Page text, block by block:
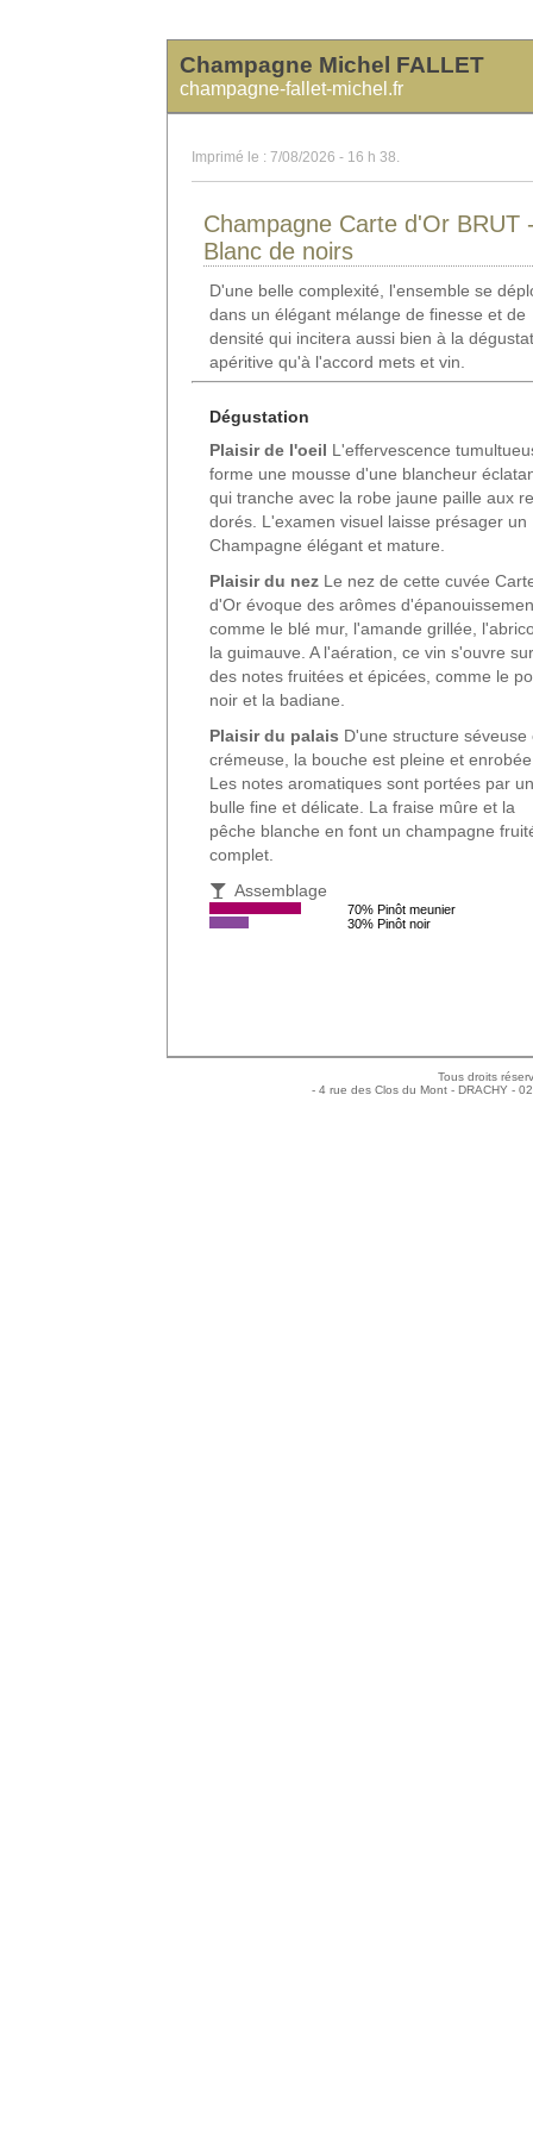
Champagne Michel FALLET
champagne-fallet-michel.fr
Imprimé le : 7/08/2026 - 16 h 38.
Champagne Carte d'Or BRUT
Blanc de noirs
D'une belle complexité, l'ensemble se
dans un élégant mélange de finesse et de
densité qui incitera aussi bien à la
apéritive qu'à l'accord mets et vin.
Dégustation
Plaisir de l'oeil L'effervescence
forme une mousse d'une blancheur
qui tranche avec la robe jaune paille aux
dorés. L'examen visuel laisse présager un
Champagne élégant et mature.
Plaisir du nez Le nez de cette cuvée
d'Or évoque des arômes
comme le blé mur, l'amande grillée,
la guimauve. A l'aération, ce vin s'ouvre sur
des notes fruitées et épicées, comme le
noir et la badiane.
Plaisir du palais D'une structure séveuse
crémeuse, la bouche est pleine et
Les notes aromatiques sont portées par
bulle fine et délicate. La fraise mûre et la
pêche blanche en font un champagne
complet.
Assemblage
70% Pinôt meunier
30% Pinôt noir
Tous droits
- 4 rue des Clos du Mont - DRACHY -